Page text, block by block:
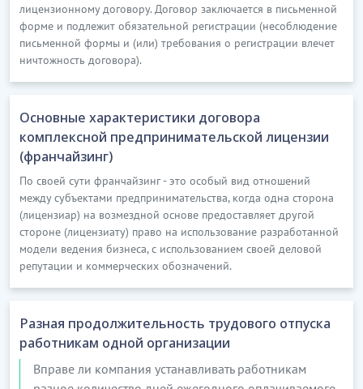
лицензионному договору. Договор заключается в письменной
форме и подлежит обязательной регистрации (несоблюдение
письменной формы и (или) требования о регистрации влечет
ничтожность договора).
Основные характеристики договора
комплексной предпринимательской лицензии
(франчайзинг)
По своей сути франчайзинг - это особый вид отношений
между субъектами предпринимательства, когда одна сторона
(лицензиар) на возмездной основе предоставляет другой
стороне (лицензиату) право на использование разработанной
модели ведения бизнеса, с использованием своей деловой
репутации и коммерческих обозначений.
Разная продолжительность трудового отпуска
работникам одной организации
Вправе ли компания устанавливать работникам